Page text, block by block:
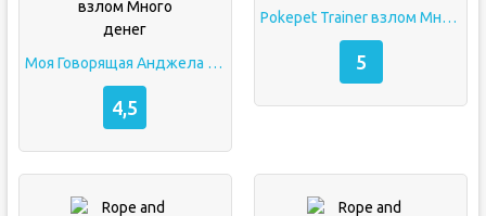
Моя Говорящая Анджела 2 взлом Много денег
4,5
Pokepet Trainer взлом Много денег
5